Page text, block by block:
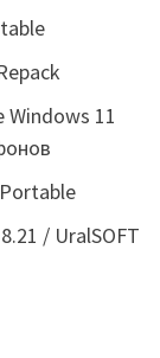
Windows 11
/ UralSOFT